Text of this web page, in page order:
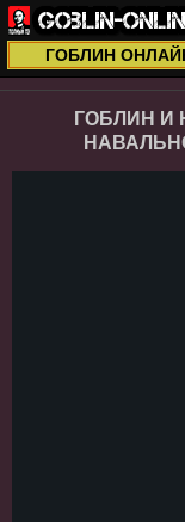
ГОБЛИН
ГОБЛИН И